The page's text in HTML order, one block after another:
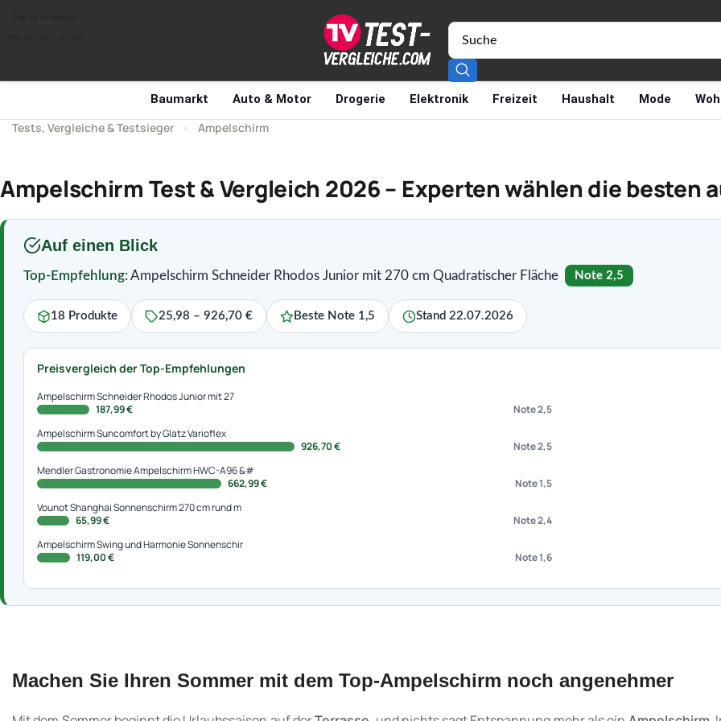
Baumarkt Auto & Motor Drogerie Elektronik Freizeit Haushalt Mode
Tests, Vergleiche & Testsieger » Ampelschirm
Ampelschirm Test & Vergleich 2026 – Experten wählen die besten
Auf einen Blick
Top-Empfehlung:Ampelschirm Schneider Rhodos Junior mit 270 cm Quadratischer Fläche Note 2,5
18 Produkte 25,98 – 926,70 € Beste Note 1,5 Stand 22.07.2026
Preisvergleich der Top-Empfehlungen
Ampelschirm Schneider Rhodos Junior mit 27
187,99 €
Note 2,5
Ampelschirm Suncomfort by Glatz Varioflex
926,70 €
Note 2,5
Mendler Gastronomie Ampelschirm HWC-A96 &#
662,99 €
Note 1,5
Vounot Shanghai Sonnenschirm 270 cm rund m
65,99 €
Note 2,4
Ampelschirm Swing und Harmonie Sonnenschir
119,00 €
Note 1,6
Machen Sie Ihren Sommer mit dem Top-Ampelschirm noch angenehmer